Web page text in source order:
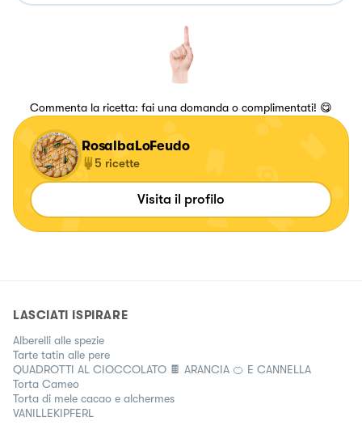
Commenta la ricetta: fai una domanda o complimentati! 😋
RosalbaLoFeudo
5 ricette
Visita il profilo
LASCIATI ISPIRARE
Alberelli alle spezie
Tarte tatin alle pere
QUADROTTI AL CIOCCOLATO 🍫 ARANCIA 🍊 E CANNELLA
Torta Cameo
Torta di mele cacao e alchermes
VANILLEKIPFERL